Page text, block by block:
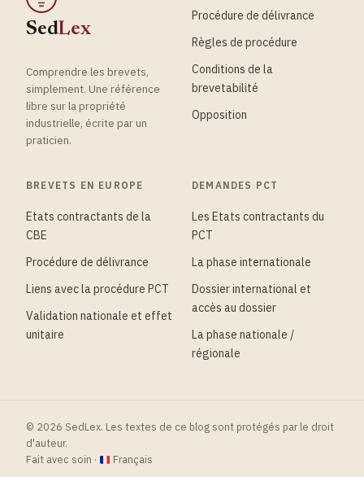
SedLex
Comprendre les brevets,
simplement. Une référence
libre sur la propriété
industrielle, écrite par un
praticien.
Procédure de délivrance
Règles de procédure
Conditions de la
brevetabilité
Opposition
BREVETS EN EUROPE
Etats contractants de la
CBE
Procédure de délivrance
Liens avec la procédure PCT
Validation nationale et effet
unitaire
DEMANDES PCT
Les Etats contractants du
PCT
La phase internationale
Dossier international et
accès au dossier
La phase nationale /
régionale
© 2026 SedLex. Les textes de ce blog sont protégés par le droit
d'auteur.
Fait avec soin ·
Français